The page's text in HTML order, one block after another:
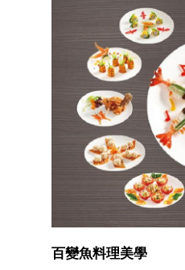
百變魚料理美學